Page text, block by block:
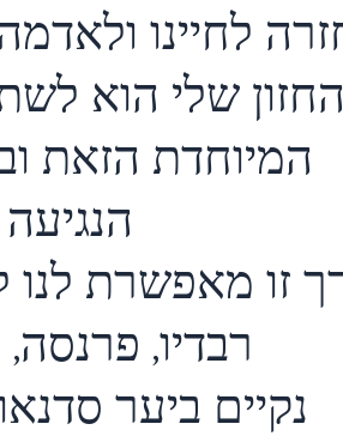
לחיינו
החזון שלי הוא
המיוחדת הזאת
זו מאפשרת
רבדיו,
נקיים ביער